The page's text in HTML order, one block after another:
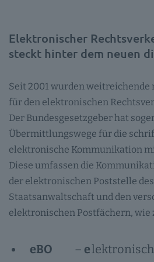
Elektronischer
steckt hinter dem neuen
Seit 2001 wurden weitreichende
für den elektronischen
Der Bundesgesetzgeber hat
Übermittlungswege für die
elektronische Kommunikation
Diese umfassen die
der elektronischen Poststelle
Staatsanwaltschaft und den
elektronischen Postfächern, wie
eBO – e